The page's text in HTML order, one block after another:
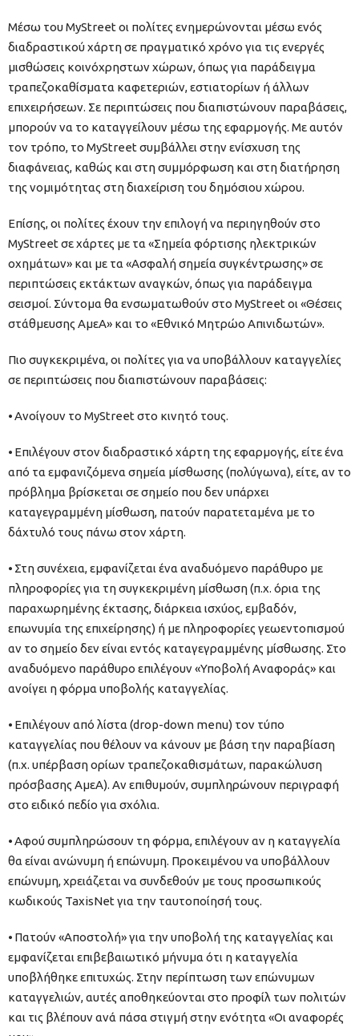
Μέσω του MyStreet οι πολίτες ενημερώνονται μέσω ενός
διαδραστικού χάρτη σε πραγματικό χρόνο για τις ενεργές
μισθώσεις κοινόχρηστων χώρων, όπως για παράδειγμα
τραπεζοκαθίσματα καφετεριών, εστιατορίων ή άλλων
επιχειρήσεων. Σε περιπτώσεις που διαπιστώνουν παραβάσεις,
μπορούν να το καταγγείλουν μέσω της εφαρμογής. Με αυτόν
τον τρόπο, το MyStreet συμβάλλει στην ενίσχυση της
διαφάνειας, καθώς και στη συμμόρφωση και στη διατήρηση
της νομιμότητας στη διαχείριση του δημόσιου χώρου.
Επίσης, οι πολίτες έχουν την επιλογή να περιηγηθούν στο
MyStreet σε χάρτες με τα «Σημεία φόρτισης ηλεκτρικών
οχημάτων» και με τα «Ασφαλή σημεία συγκέντρωσης» σε
περιπτώσεις εκτάκτων αναγκών, όπως για παράδειγμα
σεισμοί. Σύντομα θα ενσωματωθούν στο MyStreet οι «Θέσεις
στάθμευσης ΑμεΑ» και το «Εθνικό Μητρώο Απινιδωτών».
Πιο συγκεκριμένα, οι πολίτες για να υποβάλλουν καταγγελίες
σε περιπτώσεις που διαπιστώνουν παραβάσεις:
⦁ Ανοίγουν το MyStreet στο κινητό τους.
⦁ Επιλέγουν στον διαδραστικό χάρτη της εφαρμογής, είτε ένα
από τα εμφανιζόμενα σημεία μίσθωσης (πολύγωνα), είτε, αν το
πρόβλημα βρίσκεται σε σημείο που δεν υπάρχει
καταγεγραμμένη μίσθωση, πατούν παρατεταμένα με το
δάχτυλό τους πάνω στον χάρτη.
⦁ Στη συνέχεια, εμφανίζεται ένα αναδυόμενο παράθυρο με
πληροφορίες για τη συγκεκριμένη μίσθωση (π.χ. όρια της
παραχωρημένης έκτασης, διάρκεια ισχύος, εμβαδόν,
επωνυμία της επιχείρησης) ή με πληροφορίες γεωεντοπισμού
αν το σημείο δεν είναι εντός καταγεγραμμένης μίσθωσης. Στο
αναδυόμενο παράθυρο επιλέγουν «Υποβολή Αναφοράς» και
ανοίγει η φόρμα υποβολής καταγγελίας.
⦁ Επιλέγουν από λίστα (drop-down menu) τον τύπο
καταγγελίας που θέλουν να κάνουν με βάση την παραβίαση
(π.χ. υπέρβαση ορίων τραπεζοκαθισμάτων, παρακώλυση
πρόσβασης ΑμεΑ). Αν επιθυμούν, συμπληρώνουν περιγραφή
στο ειδικό πεδίο για σχόλια.
⦁ Αφού συμπληρώσουν τη φόρμα, επιλέγουν αν η καταγγελία
θα είναι ανώνυμη ή επώνυμη. Προκειμένου να υποβάλλουν
επώνυμη, χρειάζεται να συνδεθούν με τους προσωπικούς
κωδικούς TaxisNet για την ταυτοποίησή τους.
⦁ Πατούν «Αποστολή» για την υποβολή της καταγγελίας και
εμφανίζεται επιβεβαιωτικό μήνυμα ότι η καταγγελία
υποβλήθηκε επιτυχώς. Στην περίπτωση των επώνυμων
καταγγελιών, αυτές αποθηκεύονται στο προφίλ των πολιτών
και τις βλέπουν ανά πάσα στιγμή στην ενότητα «Οι αναφορές